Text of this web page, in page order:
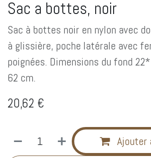
Sac a bottes, noir
Sac à bottes noir en nylon avec
à glissière, poche latérale avec
poignées. Dimensions du fond
62 cm.
20,62 €
Ajouter